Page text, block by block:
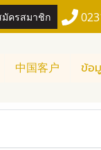
มัครสมาชิก
中国客户 ข้อ